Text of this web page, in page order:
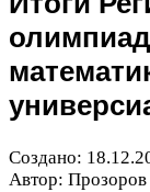
Создано: 18.12.
Автор: